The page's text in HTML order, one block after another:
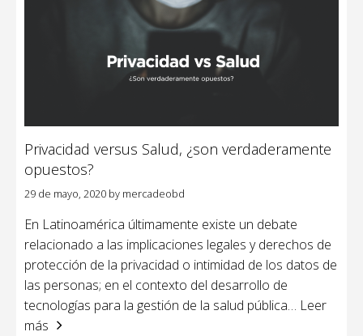
Privacidad versus Salud, ¿son verdaderamente
opuestos?
29 de mayo, 2020 by mercadeobd
En Latinoamérica últimamente existe un debate
relacionado a las implicaciones legales y derechos de
protección de la privacidad o intimidad de los datos de
las personas; en el contexto del desarrollo de
tecnologías para la gestión de la salud pública… Leer
más